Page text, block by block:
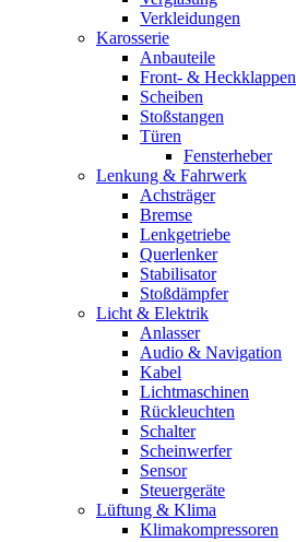
Verkleidungen
Karosserie
Anbauteile
Front- & Heckklappen
Scheiben
Stoßstangen
Türen
Fensterheber
Lenkung & Fahrwerk
Achsträger
Bremse
Lenkgetriebe
Querlenker
Stabilisator
Stoßdämpfer
Licht & Elektrik
Anlasser
Audio & Navigation
Kabel
Lichtmaschinen
Rückleuchten
Schalter
Scheinwerfer
Sensor
Steuergeräte
Lüftung & Klima
Klimakompressoren